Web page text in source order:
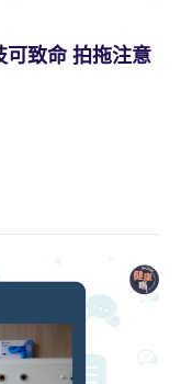
可致命 拍拖注意